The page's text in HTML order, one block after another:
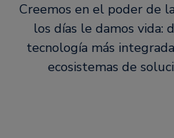
Creemos en el poder de
los días le damos vida:
tecnología más
ecosistemas de